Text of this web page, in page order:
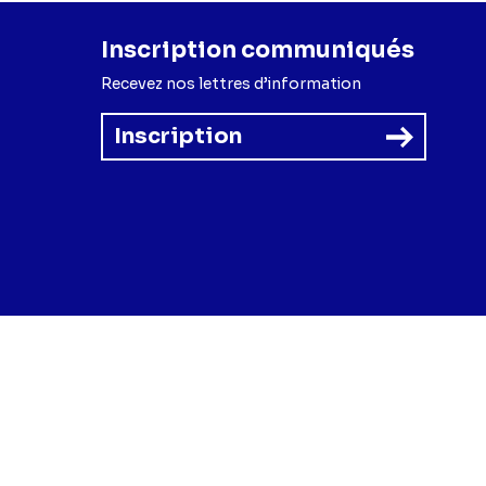
Inscription communiqués
Recevez nos lettres d’information
Inscription